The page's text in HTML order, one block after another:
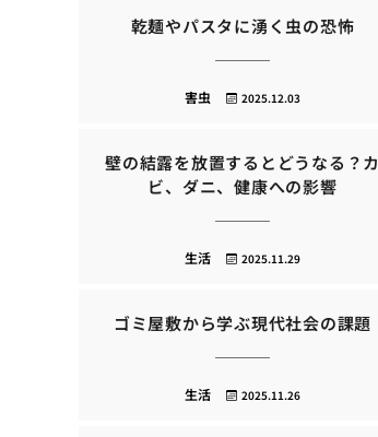
乾麺やパスタに湧く虫の恐怖
2025.12.03
害虫
壁の結露を放置するとどうなる？カ
ビ、ダニ、健康への影響
2025.11.29
生活
ゴミ屋敷から学ぶ現代社会の課題
2025.11.26
生活